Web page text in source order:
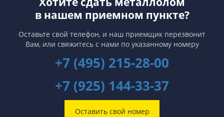
последние годы во многих
странах наблюдается тенденция
понижения экспорта
заводы быстрее отреагируют на
улучшение экономической
обстановки. И если Китай сделает
запасах металлов между Западом
и Восток продлится еще не один
в нашем приемном пункте?
Оставьте свой телефон, и наш приемщик перезвонит
Вам, или свяжитесь с нами по указанному номеру
+7 (495) 215-28-00
+7 (925) 144-33-37
Оставить свой номер